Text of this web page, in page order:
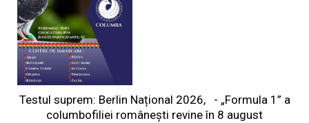
Testul suprem: Berlin Național 2026, - „Formula 1” a
columbofiliei româneşti revine în 8 august